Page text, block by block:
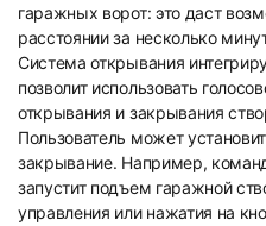
гаражных ворот: это даст
расстоянии за несколько
Система открывания
позволит использовать
открывания и закрывания
Пользователь может
закрывание. Например,
запустит подъем гаражной
управления или нажатия на